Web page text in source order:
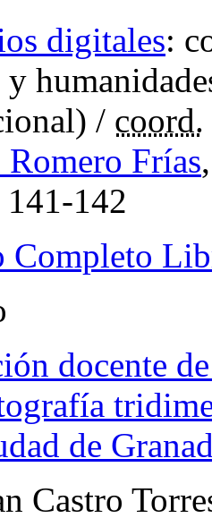
digitales:
y
/ coord.
Romero Frías
141-142
Completo
docente
de
Castro